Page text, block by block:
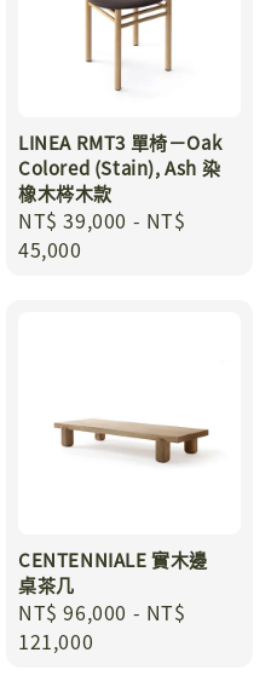
LINEA RMT3 單椅－Oak
Colored (Stain), Ash 染
橡木梣木款
Regular
price
NT$ 39,000 - NT$
45,000
CENTENNIALE 實木邊
桌茶几
Regular
price
NT$ 96,000 - NT$
121,000